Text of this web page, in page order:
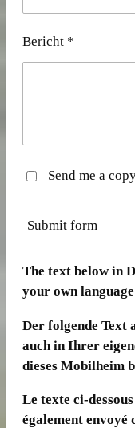
Bericht *
Send me a
Submit form
The text below in
your own
Der folgende Text
auch in Ihrer
dieses Mobilheim
Le texte ci-
également envoyé